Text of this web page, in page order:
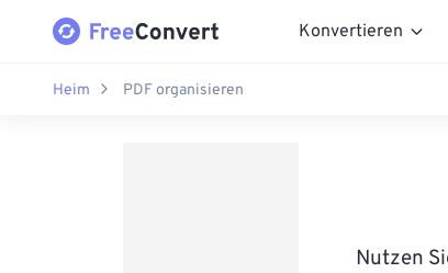
Konvertieren
Heim PDF organisieren
Nutzen